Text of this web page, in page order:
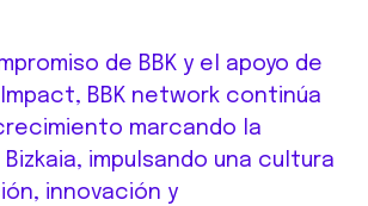
de BBK y el apoyo de
BBK network continúa
marcando la
impulsando una cultura
innovación y